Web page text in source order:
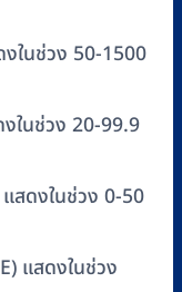
งในช่วง 50-1500
ในช่วง 20-99.9
สดงในช่วง 0-50
แสดงในช่วง